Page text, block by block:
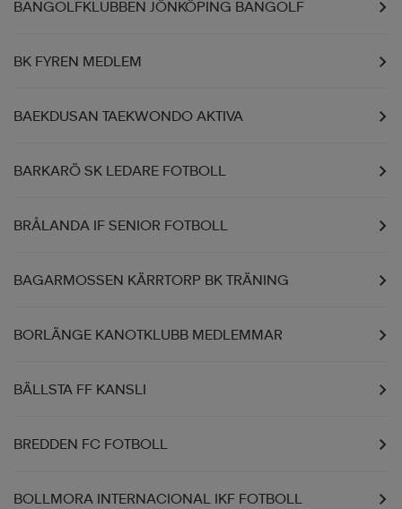
BANGOLFKLUBBEN JÖNKÖPING BANGOLF
BK FYREN MEDLEM
BAEKDUSAN TAEKWONDO AKTIVA
BARKARÖ SK LEDARE FOTBOLL
BRÅLANDA IF SENIOR FOTBOLL
BAGARMOSSEN KÄRRTORP BK TRÄNING
BORLÄNGE KANOTKLUBB MEDLEMMAR
BÄLLSTA FF KANSLI
BREDDEN FC FOTBOLL
BOLLMORA INTERNACIONAL IKF FOTBOLL